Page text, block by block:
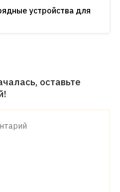
устройства для
оставьте